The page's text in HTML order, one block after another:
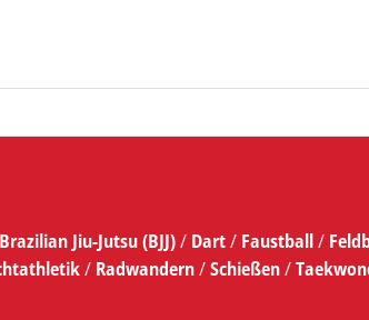
Brazilian Jiu-Jutsu (BJJ)/ Dart/ Faustball/
/ Radwandern/Schießen/